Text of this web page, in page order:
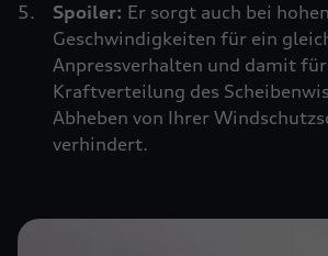
Spoiler: Er sorgt auch bei hohen
Geschwindigkeiten für ein
Anpressverhalten und damit
Kraftverteilung des
Abheben von Ihrer
verhindert.